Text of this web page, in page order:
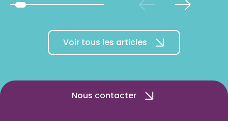
Voir tous les articles
Nous contacter